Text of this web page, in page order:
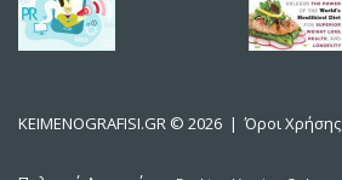
KEIMENOGRAFISI.GR © 2026 |Όροι Χρήσης